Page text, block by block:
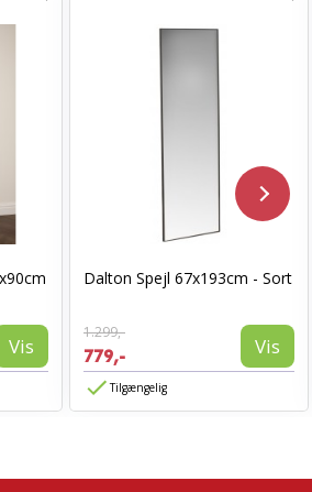
Vis
Dalton Spejl 67x193cm - Sort
1.299,-
779,- Vis
Tilgængelig